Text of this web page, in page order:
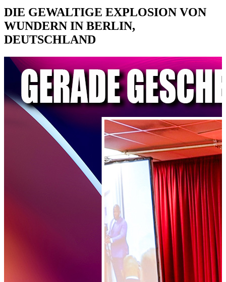
am 6. Juni 2026
DIE GEWALTIGE EXPLOSION VON
WUNDERN IN BERLIN,
DEUTSCHLAND
Israel